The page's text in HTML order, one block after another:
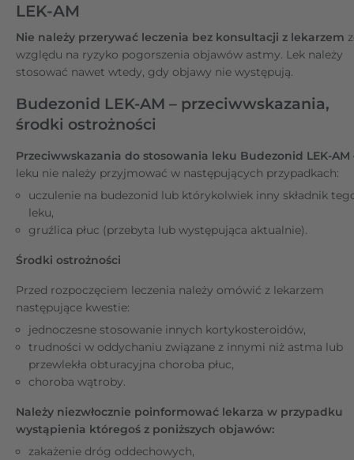
LEK-AM
Nie należy przerywać leczenia bez konsultacji z lekarzem
względu na ryzyko pogorszenia objawów astmy. Lek należy
stosować nawet wtedy, gdy objawy nie występują.
Budezonid LEK-AM – przeciwwskazania,
środki ostrożności
Przeciwwskazania do stosowania leku Budezonid LEK-AM
leku nie należy przyjmować w następujących przypadkach:
uczulenie na budezonid lub którykolwiek inny składnik
leku,
gruźlica płuc (przebyta lub występująca aktualnie).
Środki ostrożności
Przed rozpoczęciem leczenia należy omówić z lekarzem
następujące kwestie:
jednoczesne stosowanie innych kortykosteroidów,
trudności w oddychaniu związane z innymi niż astma lub
przewlekła obturacyjna choroba płuc,
choroba wątroby.
Należy niezwłocznie poinformować lekarza w przypadku
wystąpienia któregoś z poniższych objawów:
zakażenie dróg oddechowych,